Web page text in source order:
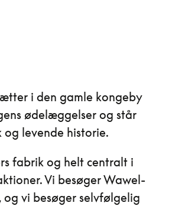
i den gamle kongeby
ødelæggelser og står
og levende historie.
fabrik og helt centralt i
Vi besøger Wawel-
og vi besøger selvfølgelig